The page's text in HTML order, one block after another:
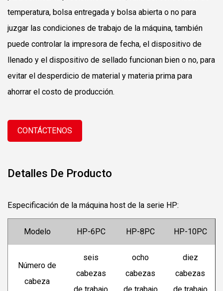
temperatura, bolsa entregada y bolsa abierta o no para
juzgar las condiciones de trabajo de la máquina, también
puede controlar la impresora de fecha, el dispositivo de
llenado y el dispositivo de sellado funcionan bien o no, para
evitar el desperdicio de material y materia prima para
ahorrar el costo de producción.
CONTÁCTENOS
Detalles De Producto
Especificación de la máquina host de la serie HP:
Modelo HP-6PC HP-8PC HP-10PC
Número de
cabeza
seis
cabezas
ocho
cabezas
diez
cabezas